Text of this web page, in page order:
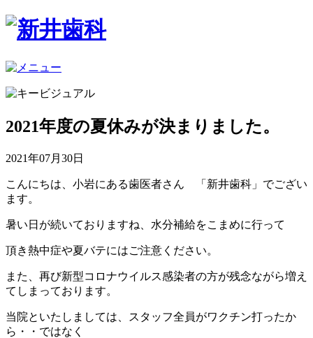
2021年度の夏休みが決まりました。
2021年07月30日
こんにちは、小岩にある歯医者さん 「新井歯科」でござい
ます。
暑い日が続いておりますね、水分補給をこまめに行って
頂き熱中症や夏バテにはご注意ください。
また、再び新型コロナウイルス感染者の方が残念ながら増え
てしまっております。
当院といたしましては、スタッフ全員がワクチン打ったか
ら・・ではなく